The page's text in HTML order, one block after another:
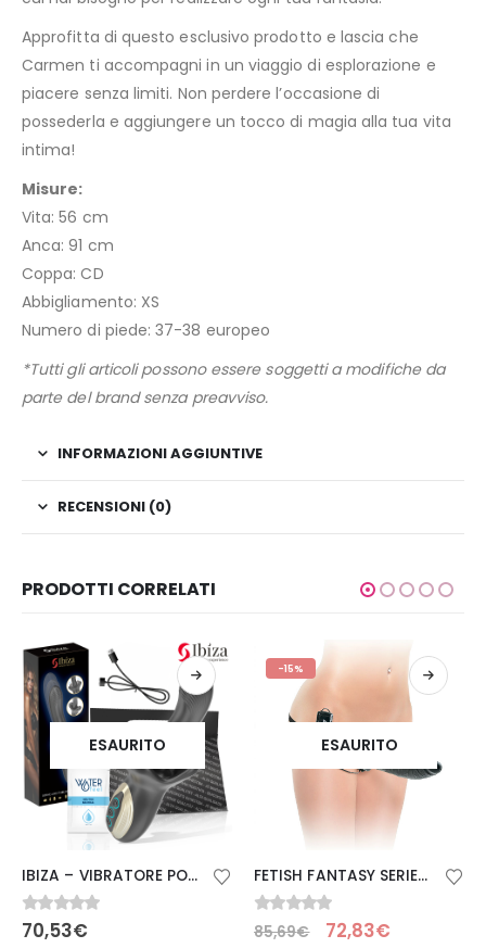
Approfitta di questo esclusivo prodotto e lascia che
Carmen ti accompagni in un viaggio di esplorazione e
piacere senza limiti. Non perdere l’occasione di
possederla e aggiungere un tocco di magia alla tua vita
intima!
Misure:
Vita: 56 cm
Anca: 91 cm
Coppa: CD
Abbigliamento: XS
Numero di piede: 37-38 europeo
*Tutti gli articoli possono essere soggetti a modifiche da
parte del brand senza preavviso.
INFORMAZIONI AGGIUNTIVE
RECENSIONI (0)
PRODOTTI CORRELATI
ESAURITO
IBIZA – VIBRATORE POTENTE CON EFFETTO SPINTA E MORSO
0Su 5
70,53€
-15%
ESAURITO
FETISH FANTASY SERIES – STRAP-ON VIBRANTE PENETRIS DELUXE
0Su 5
85,69€ 72,83€